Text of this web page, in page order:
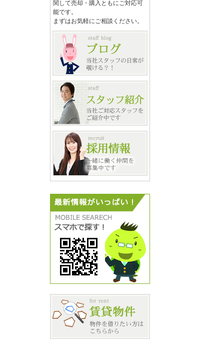
関して売却・購入ともにご対応可
能です。
まずはお気軽にご相談ください。